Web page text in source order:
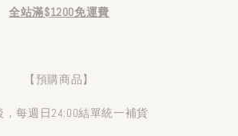
全站滿$1200免運費
【預購商品】
，每週日24:00結單統一補貨